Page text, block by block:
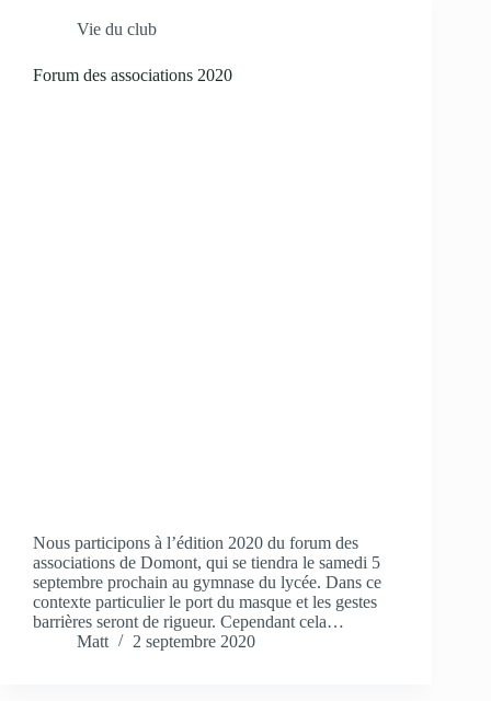
Vie du club
Forum des associations 2020
Nous participons à l’édition 2020 du forum des
associations de Domont, qui se tiendra le samedi 5
septembre prochain au gymnase du lycée. Dans ce
contexte particulier le port du masque et les gestes
barrières seront de rigueur. Cependant cela…
Matt
2 septembre 2020